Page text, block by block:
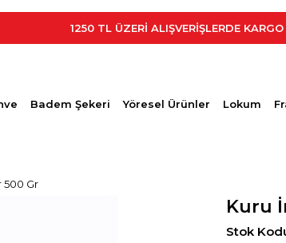
ÜZERİ ALIŞVERİŞLERDE KARGO ÜCRETSİZ
Badem Şekeri Yöresel Ürünler Lokum
500 Gr
Kuru
Stok